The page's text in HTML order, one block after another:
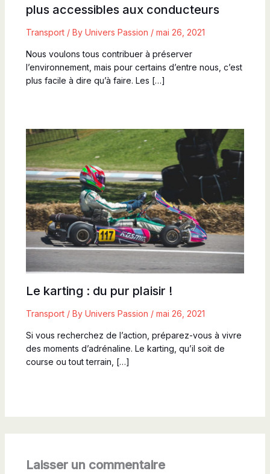
plus accessibles aux conducteurs
Transport/ By Univers Passion / mai 26, 2021
Nous voulons tous contribuer à préserver
l’environnement, mais pour certains d’entre nous, c’est
plus facile à dire qu’à faire. Les […]
Le karting : du pur plaisir !
Transport/ By Univers Passion / mai 26, 2021
Si vous recherchez de l’action, préparez-vous à vivre
des moments d’adrénaline. Le karting, qu’il soit de
course ou tout terrain, […]
Laisser un commentaire